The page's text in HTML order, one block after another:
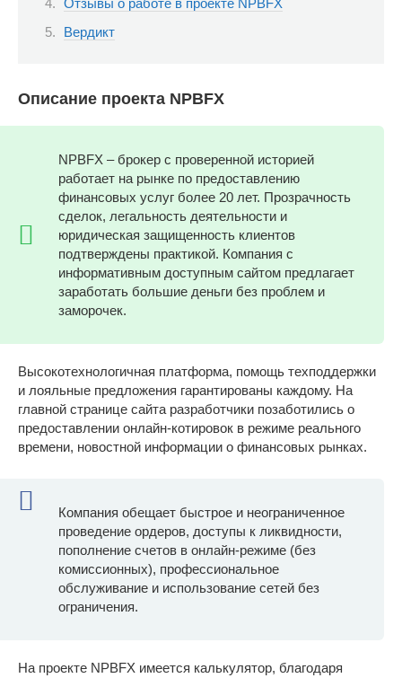
Отзывы о работе в проекте NPBFX
Вердикт
Описание проекта NPBFX
NPBFX – брокер с проверенной историей
работает на рынке по предоставлению
финансовых услуг более 20 лет. Прозрачность
сделок, легальность деятельности и
юридическая защищенность клиентов
подтверждены практикой. Компания с
информативным доступным сайтом предлагает
заработать большие деньги без проблем и
заморочек.
Высокотехнологичная платформа, помощь техподдержки
и лояльные предложения гарантированы каждому. На
главной странице сайта разработчики позаботились о
предоставлении онлайн-котировок в режиме реального
времени, новостной информации о финансовых рынках.
Компания обещает быстрое и неограниченное
проведение ордеров, доступы к ликвидности,
пополнение счетов в онлайн-режиме (без
комиссионных), профессиональное
обслуживание и использование сетей без
ограничения.
На проекте NPBFX имеется калькулятор, благодаря